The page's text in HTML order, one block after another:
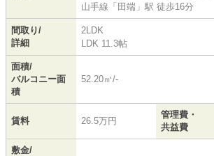
山手線 「 田端 」駅 徒歩16分
間取り/
詳細
2LDK
LDK 11.3帖
面積/
バルコニー面
積
52.20㎡/-
賃料 26.5万円
管理費・
共益費
敷金/